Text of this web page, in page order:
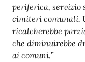
periferica, servizio
cimiteri comunali.
ricalcherebbe
che diminuirebbe
ai comuni.”